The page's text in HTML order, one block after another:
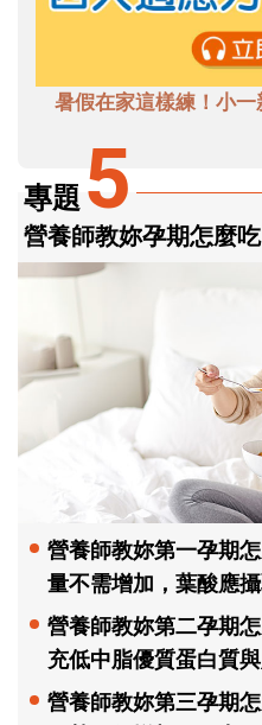
暑假在家這樣練！小一
專題 5
營養師教妳孕期怎麼吃
營養師教妳第一孕期
量不需增加，葉酸應
營養師教妳第二孕期
充低中脂優質蛋白質
營養師教妳第三孕期